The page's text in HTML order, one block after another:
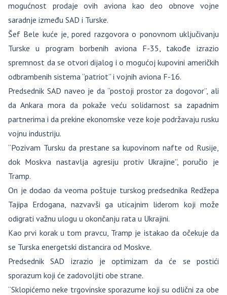
mogućnost prodaje ovih aviona kao deo obnove vojne
saradnje između SAD i Turske.
Šef Bele kuće je, pored razgovora o ponovnom uključivanju
Turske u program borbenih aviona F-35, takođe izrazio
spremnost da se otvori dijalog i o mogućoj kupovini američkih
odbrambenih sistema “patriot” i vojnih aviona F-16.
Predsednik SAD naveo je da “postoji prostor za dogovor”, ali
da Ankara mora da pokaže veću solidarnost sa zapadnim
partnerima i da prekine ekonomske veze koje podržavaju rusku
vojnu industriju.
“Pozivam Tursku da prestane sa kupovinom nafte od Rusije,
dok Moskva nastavlja agresiju protiv Ukrajine”, poručio je
Tramp.
On je dodao da veoma poštuje turskog predsednika Redžepa
Tajipa Erdogana, nazvavši ga uticajnim liderom koji može
odigrati važnu ulogu u okončanju rata u Ukrajini.
Kao prvi korak u tom pravcu, Tramp je istakao da očekuje da
se Turska energetski distancira od Moskve.
Predsednik SAD izrazio je optimizam da će se postići
sporazum koji će zadovoljiti obe strane.
“Sklopićemo neke trgovinske sporazume koji su odlični za obe